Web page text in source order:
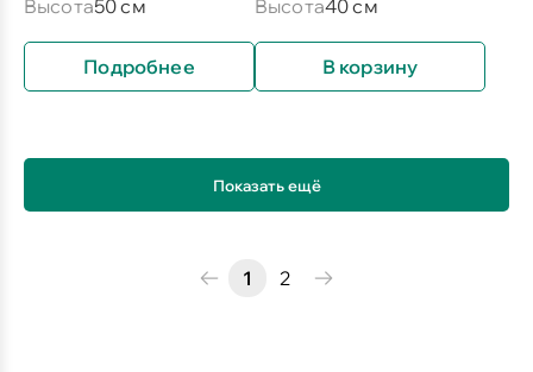
Высота50 см
Подробнее
Высота40 см
В корзину
Показать ещё
1 2